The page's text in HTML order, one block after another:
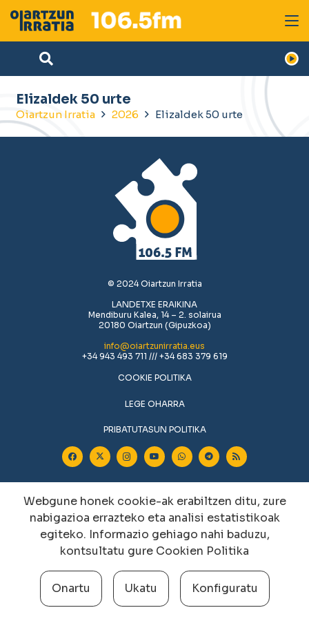
Elizaldek 50 urte
Oiartzun Irratia 2026 Elizaldek 50 urte
© 2024 Oiartzun Irratia
LANDETXE ERAIKINA
Mendiburu Kalea, 14 – 2. solairua
20180 Oiartzun (Gipuzkoa)
info@oiartzunirratia.eus
+34 943 493 711 /// +34 683 379 619
COOKIE POLITIKA
LEGE OHARRA
PRIBATUTASUN POLITIKA
Webgune honek cookie-ak erabiltzen ditu, zure
nabigazioa errazteko eta analisi estatistikoak
egiteko. Informazio gehiago nahi baduzu,
kontsultatu gure Cookien Politika
Onartu Ukatu Konfiguratu